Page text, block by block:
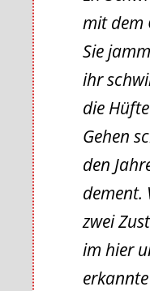
mit dem
Sie
ihr
die
Gehen
den
dement.
zwei
im hier